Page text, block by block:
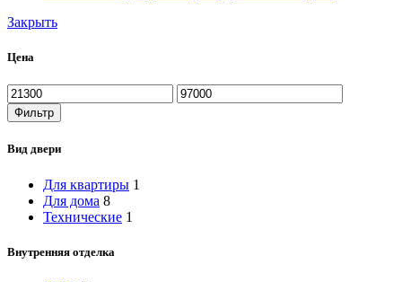
Закрыть
Цена
Фильтр
Вид двери
Для квартиры 1
Для дома 8
Технические 1
Внутренняя отделка